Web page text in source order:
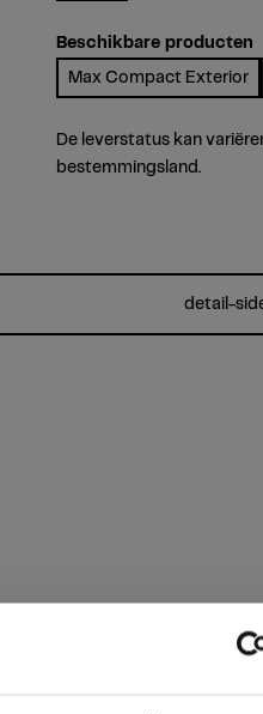
Beschikbare producten
Max Compact Exterior
De leverstatus kan
bestemmingsland.
detail-